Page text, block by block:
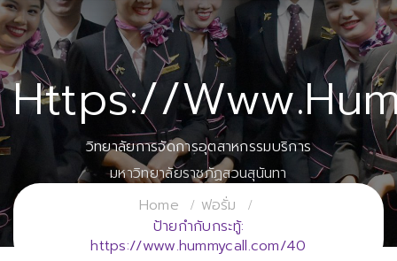
Https://
วิทยาลัยการจัดการอุตสาหกรรมบริการ
มหาวิทยาลัยราชภัฏสวนสุนันทา
Home
ฟอรั่ม
ป้ายกำกับกระทู้:
https://www.hummycall.com/40